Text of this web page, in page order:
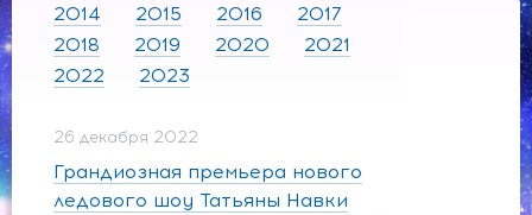
2014
2015 2016
2017
2018
2019 2020
2021
2022
2023
26 декабря 2022
Грандиозная премьера нового
ледового шоу Татьяны Навки